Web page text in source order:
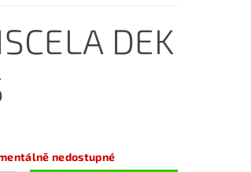
DEK
nedostupné